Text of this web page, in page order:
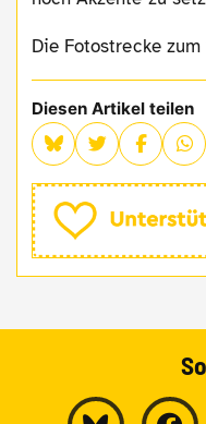
Die Fotostrecke
Diesen Artikel teilen